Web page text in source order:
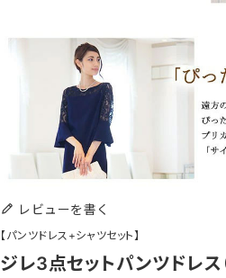
レビューを書く
【パンツドレス+シャツセット】
ジレ3点セットパンツドレス